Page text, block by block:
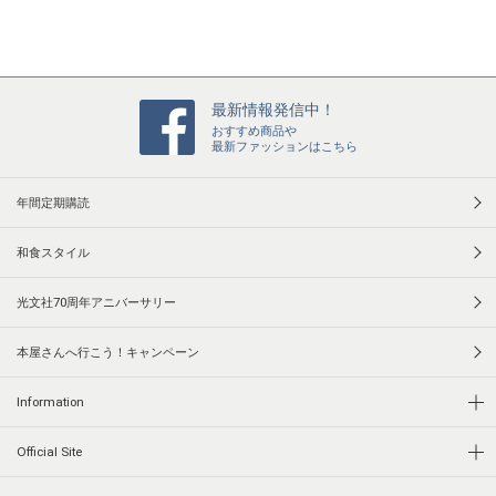
最新情報発信中！
おすすめ商品や
最新ファッションはこちら
年間定期購読
和食スタイル
光文社70周年アニバーサリー
本屋さんへ行こう！キャンペーン
Information
Official Site